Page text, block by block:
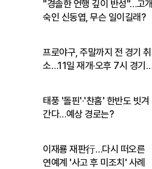
"경솔한 언행 깊이 반성"…고개
숙인 신동엽, 무슨 일이길래?
프로야구, 주말까지 전 경기 취
소…11일 재개·오후 7시 경기
태풍 '돌핀'·'찬홈' 한반도 빗겨
간다…예상 경로는?
이재룡 재판行…다시 떠오른
연예계 '사고 후 미조치' 사례